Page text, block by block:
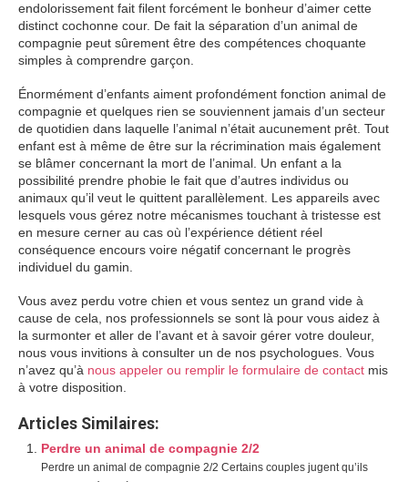
endolorissement fait filent forcément le bonheur d’aimer cette
distinct cochonne cour. De fait la séparation d’un animal de
compagnie peut sûrement être des compétences choquante
simples à comprendre garçon.
Énormément d’enfants aiment profondément fonction animal de
compagnie et quelques rien se souviennent jamais d’un secteur
de quotidien dans laquelle l’animal n’était aucunement prêt. Tout
enfant est à même de être sur la récrimination mais également
se blâmer concernant la mort de l’animal. Un enfant a la
possibilité prendre phobie le fait que d’autres individus ou
animaux qu’il veut le quittent parallèlement. Les appareils avec
lesquels vous gérez notre mécanismes touchant à tristesse est
en mesure cerner au cas où l’expérience détient réel
conséquence encours voire négatif concernant le progrès
individuel du gamin.
Vous avez perdu votre chien et vous sentez un grand vide à
cause de cela, nos professionnels se sont là pour vous aidez à
la surmonter et aller de l’avant et à savoir gérer votre douleur,
nous vous invitions à consulter un de nos psychologues. Vous
n’avez qu’à nous appeler ou remplir le formulaire de contact mis
à votre disposition.
Articles Similaires:
Perdre un animal de compagnie 2/2
Perdre un animal de compagnie 2/2 Certains couples jugent qu’ils